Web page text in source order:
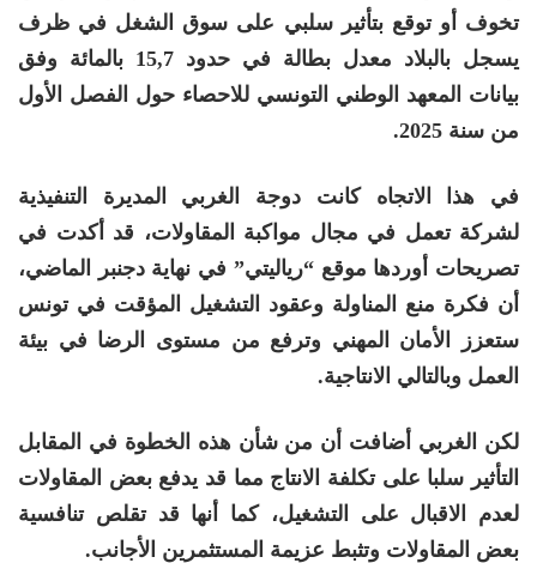
تخوف أو توقع بتأثير سلبي على سوق الشغل في ظرف
يسجل بالبلاد معدل بطالة في حدود 15,7 بالمائة وفق
بيانات المعهد الوطني التونسي للاحصاء حول الفصل الأول
من سنة 2025.
في هذا الاتجاه كانت دوجة الغربي المديرة التنفيذية
لشركة تعمل في مجال مواكبة المقاولات، قد أكدت في
تصريحات أوردها موقع “رياليتي” في نهاية دجنبر الماضي،
أن فكرة منع المناولة وعقود التشغيل المؤقت في تونس
ستعزز الأمان المهني وترفع من مستوى الرضا في بيئة
العمل وبالتالي الانتاجية.
لكن الغربي أضافت أن من شأن هذه الخطوة في المقابل
التأثير سلبا على تكلفة الانتاج مما قد يدفع بعض المقاولات
لعدم الاقبال على التشغيل، كما أنها قد تقلص تنافسية
بعض المقاولات وتثبط عزيمة المستثمرين الأجانب.